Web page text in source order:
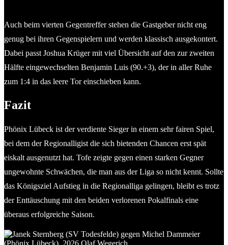
Auch beim vierten Gegentreffer stehen die Gastgeber nicht eng
genug bei ihren Gegenspielern und werden klassisch ausgekontert.
Dabei passt Joshua Krüger mit viel Übersicht auf den zur zweiten
Hälfte eingewechselten Benjamin Luis (90.+3), der in aller Ruhe
zum 1:4 in das leere Tor einschieben kann.
Fazit
Phönix Lübeck ist der verdiente Sieger in einem sehr fairen Spiel,
bei dem der Regionalligist die sich bietenden Chancen erst spät
eiskalt ausgenutzt hat. Tofe zeigte gegen einen starken Gegner
ungewohnte Schwächen, die man aus der Liga so nicht kennt. Sollte
das Königsziel Aufstieg in die Regionalliga gelingen, bleibt es trotz
der Enttäuschung mit den beiden verlorenen Pokalfinals eine
überaus erfolgreiche Saison.